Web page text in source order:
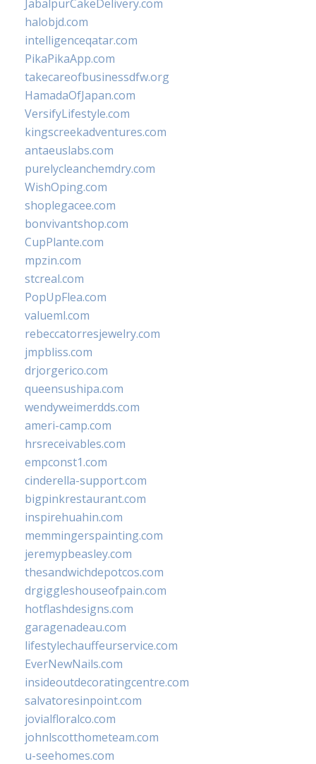
JabalpurCakeDelivery.com
halobjd.com
intelligenceqatar.com
PikaPikaApp.com
takecareofbusinessdfw.org
HamadaOfJapan.com
VersifyLifestyle.com
kingscreekadventures.com
antaeuslabs.com
purelycleanchemdry.com
WishOping.com
shoplegacee.com
bonvivantshop.com
CupPlante.com
mpzin.com
stcreal.com
PopUpFlea.com
valueml.com
rebeccatorresjewelry.com
jmpbliss.com
drjorgerico.com
queensushipa.com
wendyweimerdds.com
ameri-camp.com
hrsreceivables.com
empconst1.com
cinderella-support.com
bigpinkrestaurant.com
inspirehuahin.com
memmingerspainting.com
jeremypbeasley.com
thesandwichdepotcos.com
drgiggleshouseofpain.com
hotflashdesigns.com
garagenadeau.com
lifestylechauffeurservice.com
EverNewNails.com
insideoutdecoratingcentre.com
salvatoresinpoint.com
jovialfloralco.com
johnlscotthometeam.com
u-seehomes.com